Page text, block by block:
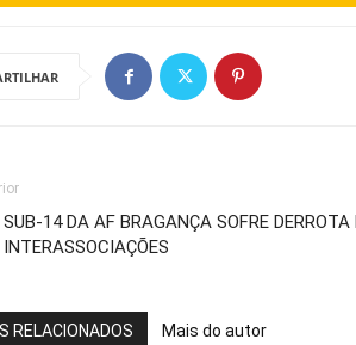
SUB-14 DA AF BRAGANÇA SOFRE DERROTA
RELACIONADOS Mais do autor